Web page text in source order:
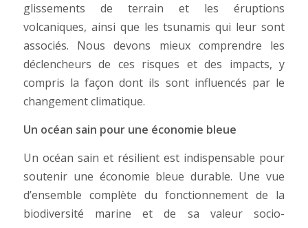
glissements de terrain et les éruptions
volcaniques, ainsi que les tsunamis qui leur sont
associés. Nous devons mieux comprendre les
déclencheurs de ces risques et des impacts, y
compris la façon dont ils sont influencés par le
changement climatique.
Un océan sain pour une économie bleue
Un océan sain et résilient est indispensable pour
soutenir une économie bleue durable. Une vue
d’ensemble complète du fonctionnement de la
biodiversité marine et de sa valeur socio-